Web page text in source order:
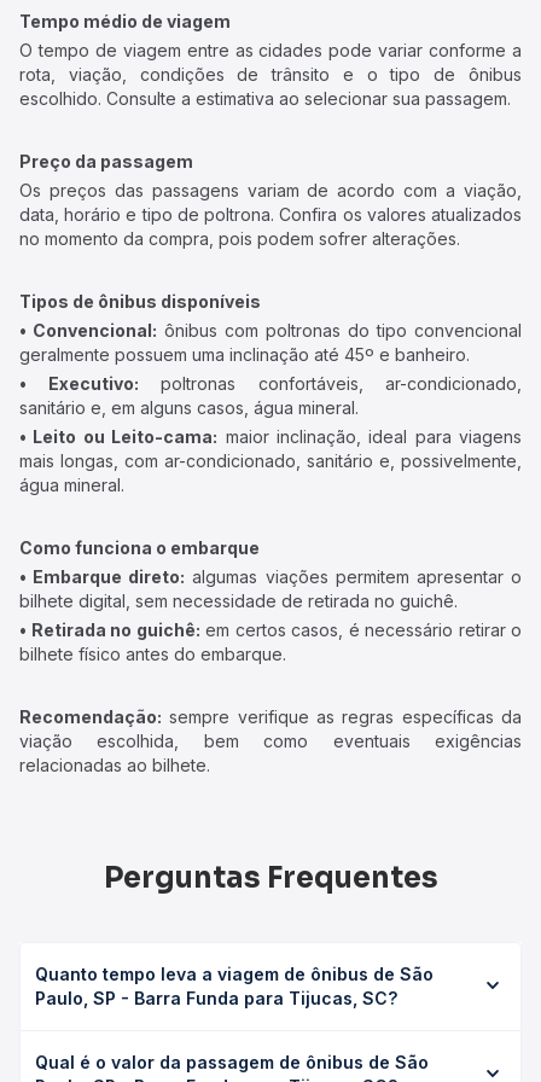
Tempo médio de viagem
O tempo de viagem entre as cidades pode variar conforme a
rota, viação, condições de trânsito e o tipo de ônibus
escolhido. Consulte a estimativa ao selecionar sua passagem.
Preço da passagem
Os preços das passagens variam de acordo com a viação,
data, horário e tipo de poltrona. Confira os valores atualizados
no momento da compra, pois podem sofrer alterações.
Tipos de ônibus disponíveis
• Convencional: ônibus com poltronas do tipo convencional
geralmente possuem uma inclinação até 45º e banheiro.
• Executivo: poltronas confortáveis, ar-condicionado,
sanitário e, em alguns casos, água mineral.
• Leito ou Leito-cama: maior inclinação, ideal para viagens
mais longas, com ar-condicionado, sanitário e, possivelmente,
água mineral.
Como funciona o embarque
• Embarque direto: algumas viações permitem apresentar o
bilhete digital, sem necessidade de retirada no guichê.
• Retirada no guichê: em certos casos, é necessário retirar o
bilhete físico antes do embarque.
Recomendação: sempre verifique as regras específicas da
viação escolhida, bem como eventuais exigências
relacionadas ao bilhete.
Perguntas Frequentes
Quanto tempo leva a viagem de ônibus de São
Paulo, SP - Barra Funda para Tijucas, SC?
Tijucas, SC leva em média 13h 50min, podendo variar
Qual é o valor da passagem de ônibus de São